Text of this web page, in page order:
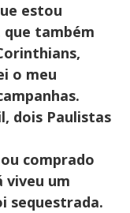
estou
que também
o meu
dois Paulistas
comprado
viveu um
sequestrada.